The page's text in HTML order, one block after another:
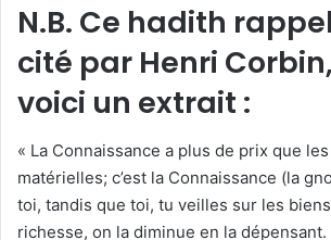
N.B. Ce hadith
cité par Henri
voici un extrait :
« La Connaissance a plus de prix que
matérielles; c’est la Connaissance (la
toi, tandis que toi, tu veilles sur les
richesse, on la diminue en la dépensant.